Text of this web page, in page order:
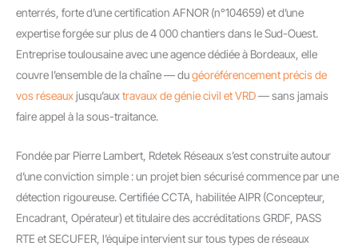
enterrés, forte d’une certification AFNOR (n°104659) et d’une
expertise forgée sur plus de 4 000 chantiers dans le Sud-Ouest.
Entreprise toulousaine avec une agence dédiée à Bordeaux, elle
couvre l’ensemble de la chaîne — dugéoréférencement précis de
vos réseauxjusqu’auxtravaux de génie civil et VRD— sans jamais
faire appel à la sous-traitance.
Fondée par Pierre Lambert, Rdetek Réseaux s’est construite autour
d’une conviction simple : un projet bien sécurisé commence par une
détection rigoureuse. Certifiée CCTA, habilitée AIPR (Concepteur,
Encadrant, Opérateur) et titulaire des accréditations GRDF, PASS
RTE et SECUFER, l’équipe intervient sur tous types de réseaux